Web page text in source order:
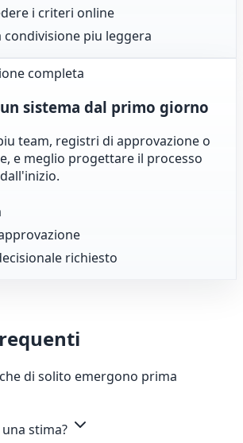
i criteri online
condivisione piu leggera
completa
sistema dal primo giorno
team, registri di approvazione o
e meglio progettare il processo
richiesto
di solito emergono prima
stima?